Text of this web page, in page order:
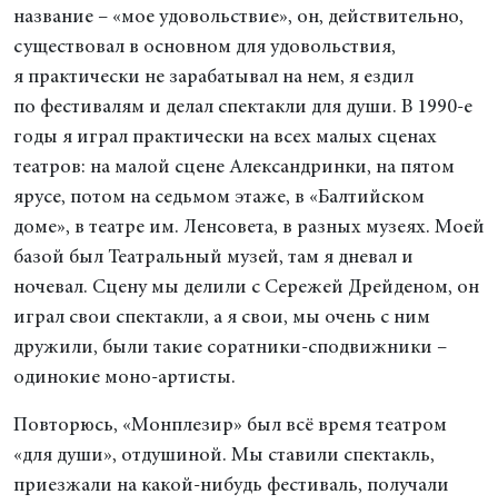
название – «мое удовольствие», он, действительно,
существовал в основном для удовольствия,
я практически не зарабатывал на нем, я ездил
по фестивалям и делал спектакли для души. В 1990-е
годы я играл практически на всех малых сценах
театров: на малой сцене Александринки, на пятом
ярусе, потом на седьмом этаже, в «Балтийском
доме», в театре им. Ленсовета, в разных музеях. Моей
базой был Театральный музей, там я дневал и
ночевал. Сцену мы делили с Сережей Дрейденом, он
играл свои спектакли, а я свои, мы очень с ним
дружили, были такие соратники-сподвижники –
одинокие моно-артисты.
Повторюсь, «Монплезир» был всё время театром
«для души», отдушиной. Мы ставили спектакль,
приезжали на какой-нибудь фестиваль, получали